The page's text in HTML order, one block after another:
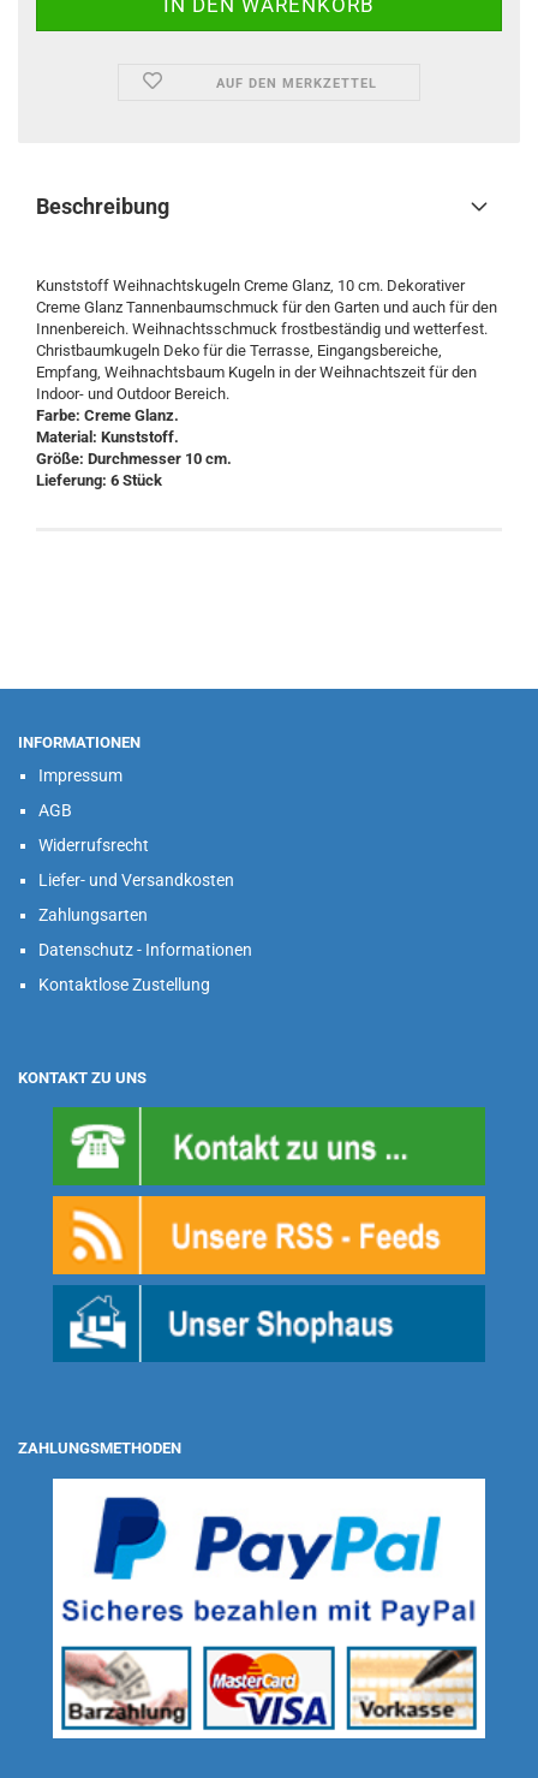
AUF DEN MERKZETTEL
Beschreibung
Kunststoff Weihnachtskugeln Creme Glanz, 10 cm. Dekorativer
Creme Glanz Tannenbaumschmuck für den Garten und auch für den
Innenbereich. Weihnachtsschmuck frostbeständig und wetterfest.
Christbaumkugeln Deko für die Terrasse, Eingangsbereiche,
Empfang, Weihnachtsbaum Kugeln in der Weihnachtszeit für den
Indoor- und Outdoor Bereich.
Farbe: Creme Glanz.
Material: Kunststoff.
Größe: Durchmesser 10 cm.
Lieferung: 6 Stück
INFORMATIONEN
Impressum
AGB
Widerrufsrecht
Liefer- und Versandkosten
Zahlungsarten
Datenschutz - Informationen
Kontaktlose Zustellung
KONTAKT ZU UNS
ZAHLUNGSMETHODEN